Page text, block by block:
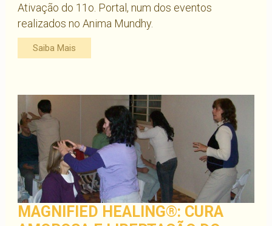
Ativação do 11o. Portal, num dos eventos
realizados no Anima Mundhy.
Saiba Mais
MAGNIFIED HEALING®: CURA